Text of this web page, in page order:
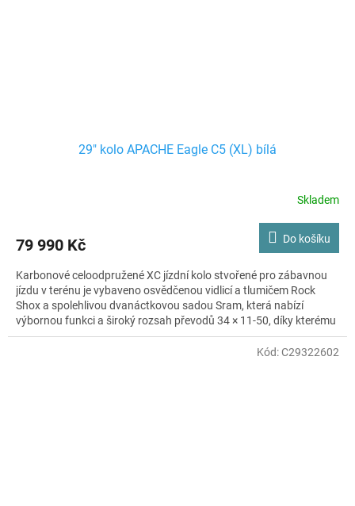
29" kolo APACHE Eagle C5 (XL) bílá
Skladem
79 990 Kč Do košíku
Karbonové celoodpružené XC jízdní kolo stvořené pro zábavnou
jízdu v terénu je vybaveno osvědčenou vidlicí a tlumičem Rock
Shox a spolehlivou dvanáctkovou sadou Sram, která nabízí
výbornou funkci a široký rozsah převodů 34 × 11-50, díky kterému
jednoduše zdoláte i nejstrmější stoupání. Ještě lepší absorpci
vibrací při průjezdu skrz nerovnosti terénu zajistí karbonová
Kód:C29322602